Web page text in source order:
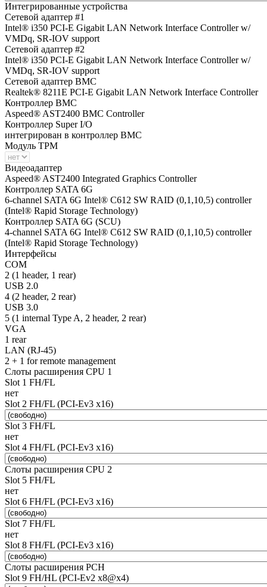
Интегрированные устройства
Сетевой адаптер #1
Intel® i350 PCI-E Gigabit LAN Network Interface Controller w/
VMDq, SR-IOV support
Сетевой адаптер #2
Intel® i350 PCI-E Gigabit LAN Network Interface Controller w/
VMDq, SR-IOV support
Сетевой адаптер BMC
Realtek® 8211E PCI-E Gigabit LAN Network Interface Controller
Контроллер BMC
Aspeed® AST2400 BMC Controller
Контроллер Super I/O
интегрирован в контроллер BMC
Модуль TPM
Видеоадаптер
Aspeed® AST2400 Integrated Graphics Controller
Контроллер SATA 6G
6-channel SATA 6G Intel® C612 SW RAID (0,1,10,5) controller
(Intel® Rapid Storage Technology)
Контроллер SATA 6G (SCU)
4-channel SATA 6G Intel® C612 SW RAID (0,1,10,5) controller
(Intel® Rapid Storage Technology)
Интерфейсы
COM
2 (1 header, 1 rear)
USB 2.0
4 (2 header, 2 rear)
USB 3.0
5 (1 internal Type A, 2 header, 2 rear)
VGA
1 rear
LAN (RJ-45)
2 + 1 for remote management
Слоты расширения CPU 1
Slot 1 FH/FL
нет
Slot 2 FH/FL (PCI-Ev3 x16)
Slot 3 FH/FL
нет
Slot 4 FH/FL (PCI-Ev3 x16)
Слоты расширения CPU 2
Slot 5 FH/FL
нет
Slot 6 FH/FL (PCI-Ev3 x16)
Slot 7 FH/FL
нет
Slot 8 FH/FL (PCI-Ev3 x16)
Слоты расширения PCH
Slot 9 FH/HL (PCI-Ev2 x8@x4)